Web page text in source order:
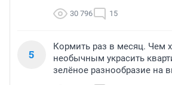
30 796 15
5
Кормить раз в месяц. Чем
необычным украсить
зелёное разнообразие на